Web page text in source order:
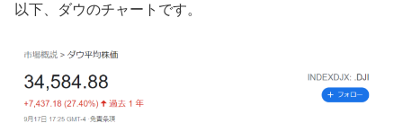
以下、ダウのチャートです。